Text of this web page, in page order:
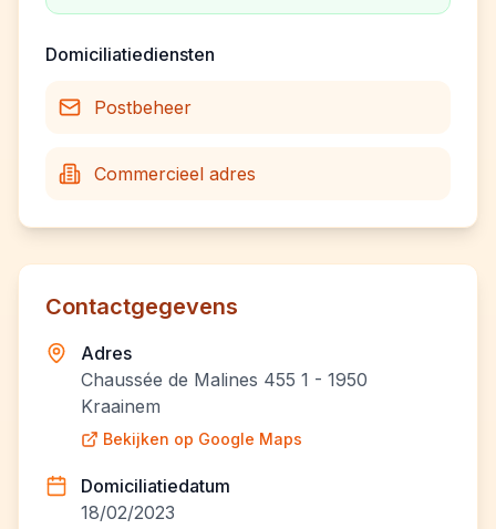
Domiciliatiediensten
Postbeheer
Commercieel adres
Contactgegevens
Adres
Chaussée de Malines 455 1 - 1950
Kraainem
Bekijken op Google Maps
Domiciliatiedatum
18/02/2023